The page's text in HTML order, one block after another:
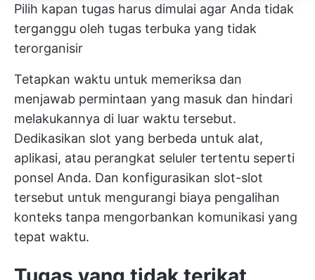
Pilih kapan tugas harus dimulai agar Anda tidak
terganggu oleh tugas terbuka yang tidak
terorganisir
Tetapkan waktu untuk memeriksa dan
menjawab permintaan yang masuk dan hindari
melakukannya di luar waktu tersebut.
Dedikasikan slot yang berbeda untuk alat,
aplikasi, atau perangkat seluler tertentu seperti
ponsel Anda. Dan konfigurasikan slot-slot
tersebut untuk mengurangi biaya pengalihan
konteks tanpa mengorbankan komunikasi yang
tepat waktu.